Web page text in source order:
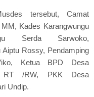
tersebut, Camat
Kades Karangwungu
Serda Sarwoko,
Rossy, Pendamping
Ketua BPD Desa
RT /RW, PKK Desa
Undip.